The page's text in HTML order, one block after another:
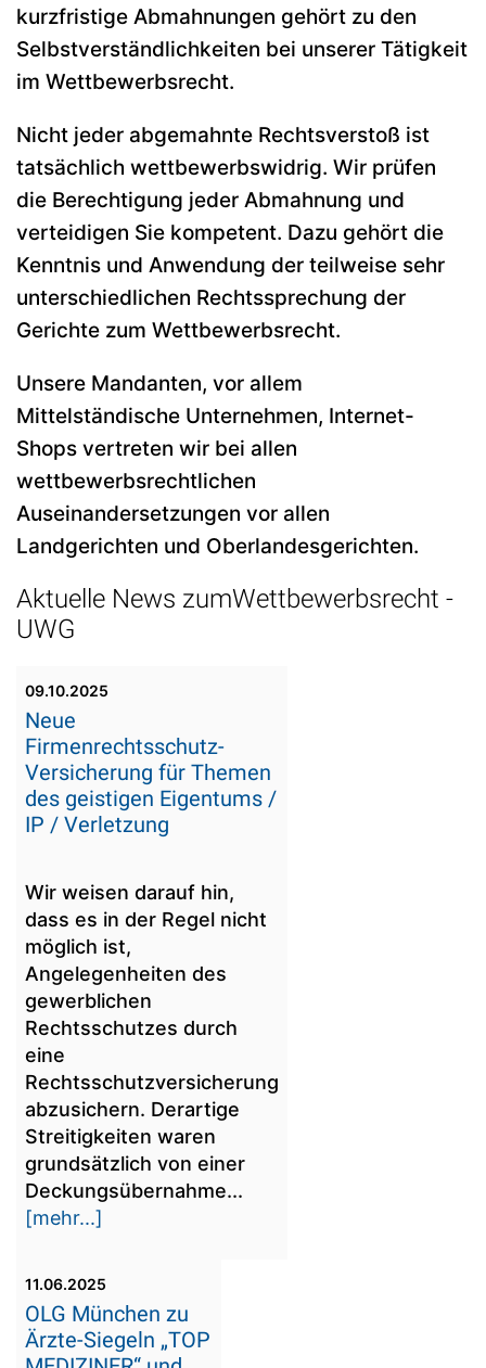
kurzfristige Abmahnungen gehört zu den
Selbstverständlichkeiten bei unserer Tätigkeit
im Wettbewerbsrecht.
Nicht jeder abgemahnte Rechtsverstoß ist
tatsächlich wettbewerbswidrig. Wir prüfen
die Berechtigung jeder Abmahnung und
verteidigen Sie kompetent. Dazu gehört die
Kenntnis und Anwendung der teilweise sehr
unterschiedlichen Rechtssprechung der
Gerichte zum Wettbewerbsrecht.
Unsere Mandanten, vor allem
Mittelständische Unternehmen, Internet-
Shops vertreten wir bei allen
wettbewerbsrechtlichen
Auseinandersetzungen vor allen
Landgerichten und Oberlandesgerichten.
Aktuelle News zumWettbewerbsrecht -
UWG
09.10.2025
Neue
Firmenrechtsschutz-
Versicherung für Themen
des geistigen Eigentums /
IP / Verletzung
Wir weisen darauf hin,
dass es in der Regel nicht
möglich ist,
Angelegenheiten des
gewerblichen
Rechtsschutzes durch
eine
Rechtsschutzversicherung
abzusichern. Derartige
Streitigkeiten waren
grundsätzlich von einer
Deckungsübernahme...
[mehr...]
11.06.2025
OLG München zu
Ärzte-Siegeln „TOP